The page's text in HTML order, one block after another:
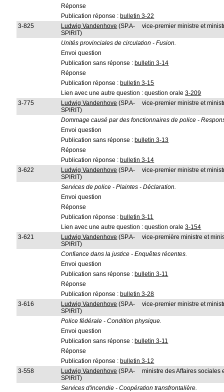
Réponse
Publication réponse : bulletin 3-22
3-825
Ludwig Vandenhove (SP.A-
SPIRIT)
vice-premier ministre et
Unités provinciales de circulation - Fusion.
Envoi question
Publication sans réponse : bulletin 3-14
Réponse
Publication réponse : bulletin 3-15
Lien avec une autre question : question orale3-209
3-775
Ludwig Vandenhove (SP.A-
SPIRIT)
vice-premier ministre et
Dommage causé par des fonctionnaires de police -
Envoi question
Publication sans réponse : bulletin 3-13
Réponse
Publication réponse : bulletin 3-14
3-622
Ludwig Vandenhove (SP.A-
SPIRIT)
vice-premier ministre et
Services de police - Plaintes - Déclaration.
Envoi question
Réponse
Publication réponse : bulletin 3-11
Lien avec une autre question : question orale3-154
3-621
Ludwig Vandenhove (SP.A-
SPIRIT)
vice-première ministre et
Confiance dans la justice - Enquêtes récentes.
Envoi question
Publication sans réponse : bulletin 3-11
Réponse
Publication réponse : bulletin 3-28
3-616
Ludwig Vandenhove (SP.A-
SPIRIT)
vice-premier ministre et
Police fédérale - Condition physique.
Envoi question
Publication sans réponse : bulletin 3-11
Réponse
Publication réponse : bulletin 3-12
3-558
Ludwig Vandenhove (SP.A-
SPIRIT)
ministre des Affaires sociales
Services d'incendie - Coopération transfrontalière.